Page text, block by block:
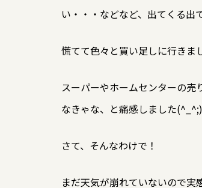
い・・・などなど、出てくる出
慌てて色々と買い足しに行きま
スーパーやホームセンターの売
なきゃな、と痛感しました(^_^;)
さて、そんなわけで！
まだ天気が崩れていないので